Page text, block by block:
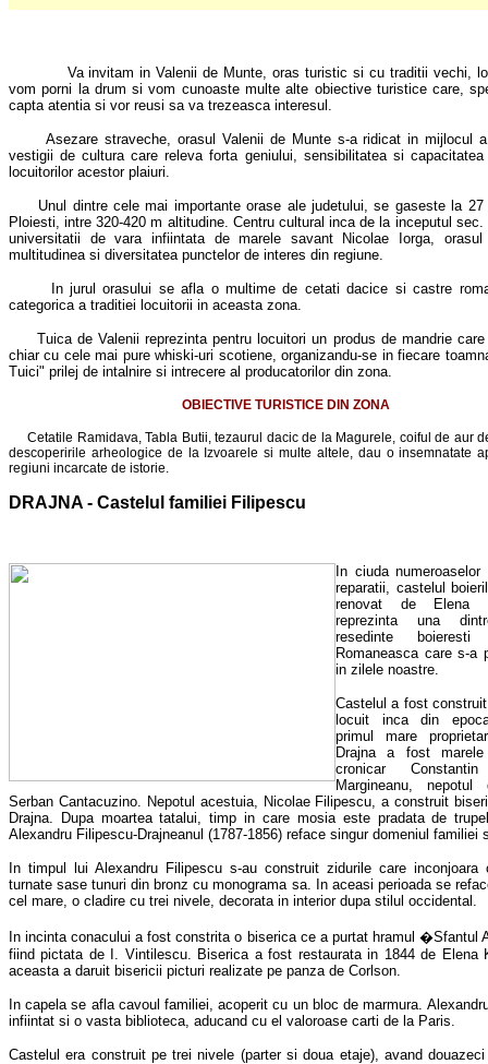
Va invitam in Valenii de Munte, oras turistic si cu traditii vechi,
vom porni la drum si vom cunoaste multe alte obiective turistice care,
capta atentia si vor reusi sa va trezeasca interesul.
Asezare straveche, orasul Valenii de Munte s-a ridicat in mijlocul a
vestigii de cultura care releva forta geniului, sensibilitatea si capacitatea
locuitorilor acestor plaiuri.
Unul dintre cele mai importante orase ale judetului, se gaseste la 27
Ploiesti, intre 320-420 m altitudine. Centru cultural inca de la inceputul
universitatii de vara infiintata de marele savant Nicolae Iorga, orasul
multitudinea si diversitatea punctelor de interes din regiune.
In jurul orasului se afla o multime de cetati dacice si castre
categorica a traditiei locuitorii in aceasta zona.
Tuica de Valenii reprezinta pentru locuitori un produs de mandrie care
chiar cu cele mai pure whiski-uri scotiene, organizandu-se in fiecare
Tuici" prilej de intalnire si intrecere al producatorilor din zona.
OBIECTIVE TURISTICE DIN ZONA
Cetatile Ramidava, Tabla Butii, tezaurul dacic de la Magurele, coiful de aur
descoperirile arheologice de la Izvoarele si multe altele, dau o insemnatate
regiuni incarcate de istorie.
DRAJNA - Castelul familiei Filipescu
In ciuda numeroaselor
reparatii, castelul
renovat de Elena
reprezinta una
resedinte
Romaneasca care s-a
in zilele noastre.
Castelul a fost
locuit inca din
primul mare
Drajna a fost
cronicar
Margineanu, nepotul
Serban Cantacuzino. Nepotul acestuia, Nicolae Filipescu, a construit
Drajna. Dupa moartea tatalui, timp in care mosia este pradata de
Alexandru Filipescu-Drajneanul (1787-1856) reface singur domeniul familiei
In timpul lui Alexandru Filipescu s-au construit zidurile care inconjoara
turnate sase tunuri din bronz cu monograma sa. In aceasi perioada se
cel mare, o cladire cu trei nivele, decorata in interior dupa stilul occidental.
In incinta conacului a fost constrita o biserica ce a purtat hramul �Sfantul
fiind pictata de I. Vintilescu. Biserica a fost restaurata in 1844 de Elena
aceasta a daruit bisericii picturi realizate pe panza de Corlson.
In capela se afla cavoul familiei, acoperit cu un bloc de marmura.
infiintat si o vasta biblioteca, aducand cu el valoroase carti de la Paris.
Castelul era construit pe trei nivele (parter si doua etaje), avand